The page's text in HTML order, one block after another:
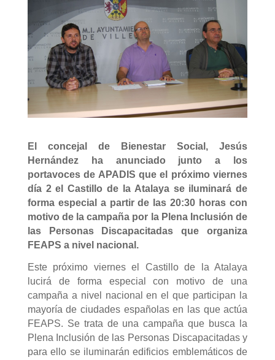
El concejal de Bienestar Social, Jesús
Hernández ha anunciado junto a los
portavoces de APADIS que el próximo viernes
día 2 el Castillo de la Atalaya se iluminará de
forma especial a partir de las 20:30 horas con
motivo de la campaña por la Plena Inclusión de
las Personas Discapacitadas que organiza
FEAPS a nivel nacional.
Este próximo viernes el Castillo de la Atalaya
lucirá de forma especial con motivo de una
campaña a nivel nacional en el que participan la
mayoría de ciudades españolas en las que actúa
FEAPS. Se trata de una campaña que busca la
Plena Inclusión de las Personas Discapacitadas y
para ello se iluminarán edificios emblemáticos de